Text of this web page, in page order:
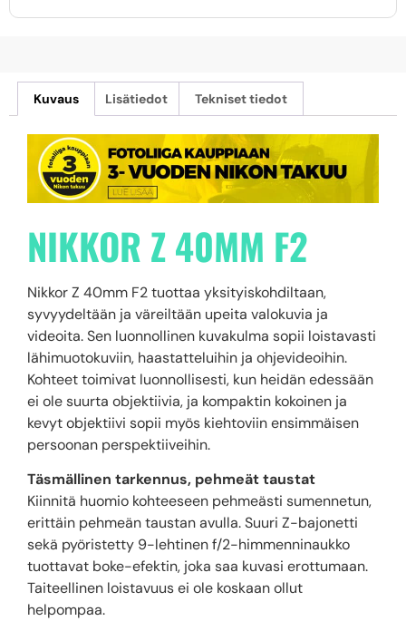
Kuvaus Lisätiedot Tekniset tiedot
NIKKOR Z 40MM F2
Nikkor Z 40mm F2 tuottaa yksityiskohdiltaan,
syvyydeltään ja väreiltään upeita valokuvia ja
videoita. Sen luonnollinen kuvakulma sopii loistavasti
lähimuotokuviin, haastatteluihin ja ohjevideoihin.
Kohteet toimivat luonnollisesti, kun heidän edessään
ei ole suurta objektiivia, ja kompaktin kokoinen ja
kevyt objektiivi sopii myös kiehtoviin ensimmäisen
persoonan perspektiiveihin.
Täsmällinen tarkennus, pehmeät taustat
Kiinnitä huomio kohteeseen pehmeästi sumennetun,
erittäin pehmeän taustan avulla. Suuri Z-bajonetti
sekä pyöristetty 9-lehtinen f/2-himmenninaukko
tuottavat boke-efektin, joka saa kuvasi erottumaan.
Taiteellinen loistavuus ei ole koskaan ollut
helpompaa.